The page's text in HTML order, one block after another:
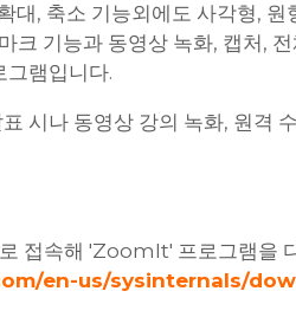
대, 축소 기능외에도 사각형, 원
크 기능과 동영상 녹화, 캡처,
그램입니다.
시나 동영상 강의 녹화, 원격
접속해 'ZoomIt' 프로그램을
en-us/sysinternals/